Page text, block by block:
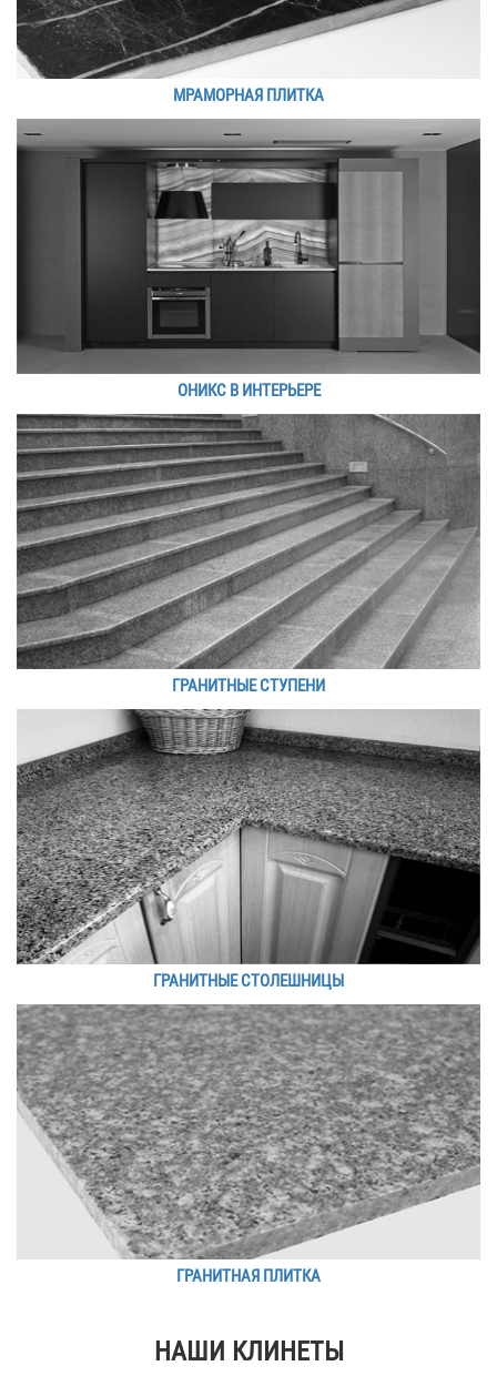
МРАМОРНАЯ ПЛИТКА
ОНИКС В ИНТЕРЬЕРЕ
ГРАНИТНЫЕ СТУПЕНИ
ГРАНИТНЫЕ СТОЛЕШНИЦЫ
ГРАНИТНАЯ ПЛИТКА
НАШИ КЛИНЕТЫ